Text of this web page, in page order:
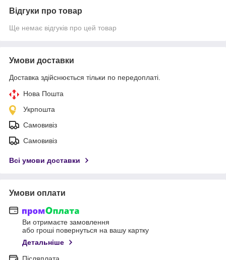
Відгуки про товар
Ще немає відгуків про цей товар
Умови доставки
Доставка здійснюється тільки по передоплаті.
Нова Пошта
Укрпошта
Самовивіз
Самовивіз
Всі умови доставки
Умови оплати
Ви отримаєте замовлення
або гроші повернуться на вашу картку
Детальніше